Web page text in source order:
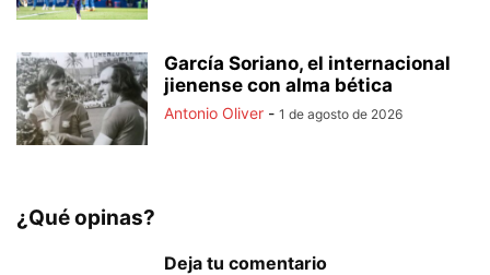
García Soriano, el internacional
jienense con alma bética
Antonio Oliver - 1 de agosto de 2026
¿Qué opinas?
Deja tu comentario